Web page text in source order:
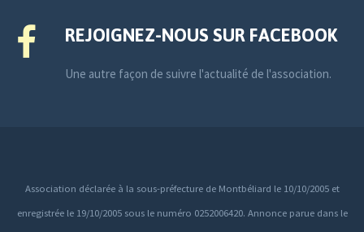
REJOIGNEZ-NOUS SUR FACEBOOK
Une autre façon de suivre l'actualité de l'association.
Association déclarée à la sous-préfecture de Montbéliard le 10/10/2005 et
enregistrée le 19/10/2005 sous le numéro 0252006420. Annonce parue dans le